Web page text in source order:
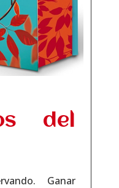
del
Ganar